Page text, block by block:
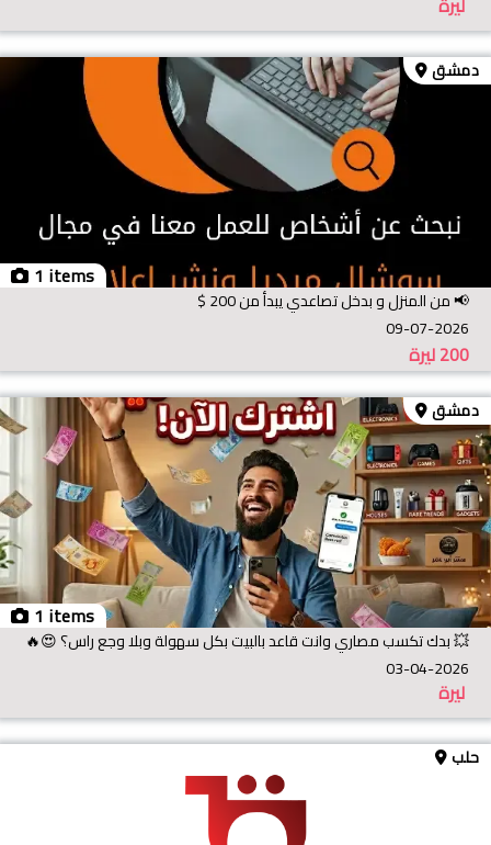
1 items
دمشق
​📢 من المنزل و بدخل تصاعدي يبدأ من 200 $
09-07-2026
ليرة200
1 items
دمشق
💥 بدك تكسب مصاري وانت قاعد بالبيت بكل سهولة وبلا وجع راس؟ 😍🔥
03-04-2026
ليرة
حلب